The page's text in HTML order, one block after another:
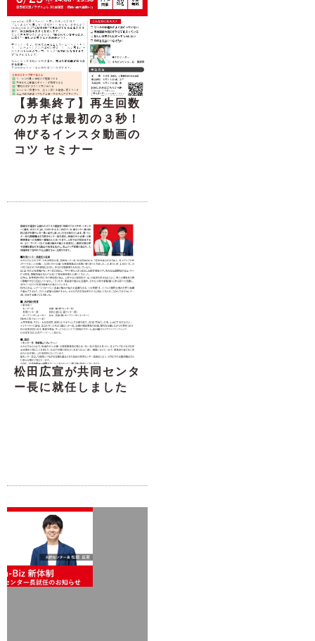
【募集終了】再生回数
のカギは最初の３秒！
伸びるインスタ動画の
コツ セミナー
松田広宣が共同センタ
ー長に就任しました